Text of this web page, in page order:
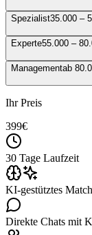
Spezialist35.000 –
Experte55.000 –
Managementab
Ihr Preis
399€
30 Tage Laufzeit
KI-gestütztes
Direkte Chats mit